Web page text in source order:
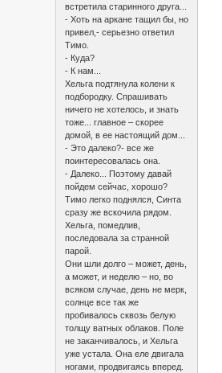
встретила старинного друга...
- Хоть на аркане тащил бы, но
привел,- серьезно ответил
Тимо.
- Куда?
- К нам...
Хельга подтянула колени к
подбородку. Спрашивать
ничего не хотелось, и знать
тоже... главное – скорее
домой, в ее настоящий дом...
- Это далеко?- все же
поинтересовалась она.
- Далеко... Поэтому давай
пойдем сейчас, хорошо?
Тимо легко поднялся, Синта
сразу же вскочила рядом.
Хельга, помедлив,
последовала за странной
парой.
Они шли долго – может, день,
а может, и неделю – но, во
всяком случае, день не мерк,
солнце все так же
пробивалось сквозь белую
толщу ватных облаков. Поле
не заканчивалось, и Хельга
уже устала. Она еле двигала
ногами, продвигаясь вперед.